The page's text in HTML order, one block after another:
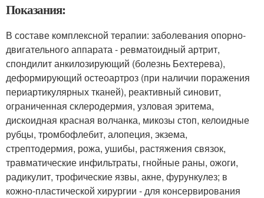
Показания:
В составе комплексной терапии: заболевания опорно-
двигательного аппарата - ревматоидный артрит,
спондилит анкилозирующий (болезнь Бехтерева),
деформирующий остеоартроз (при наличии поражения
периартикулярных тканей), реактивный синовит,
ограниченная склеродермия, узловая эритема,
дискоидная красная волчанка, микозы стоп, келоидные
рубцы, тромбофлебит, алопеция, экзема,
стрептодермия, рожа, ушибы, растяжения связок,
травматические инфильтраты, гнойные раны, ожоги,
радикулит, трофические язвы, акне, фурункулез; в
кожно-пластической хирургии - для консервирования